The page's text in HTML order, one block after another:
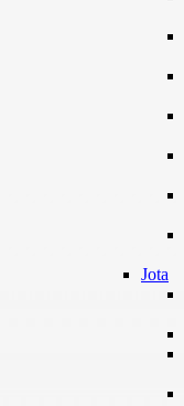
Jota